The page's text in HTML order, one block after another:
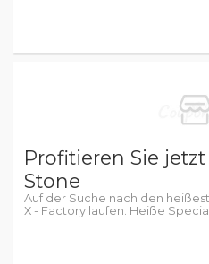
Profitieren Sie
Stone
Auf der Suche nach den
X - Factory laufen. Heiße